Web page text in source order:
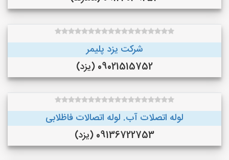
شرکت یزد پلیمر
09021515752 (یزد)
لوله اتصلات آب. لوله اتصالات فاظلابی
09136722753 (یزد)